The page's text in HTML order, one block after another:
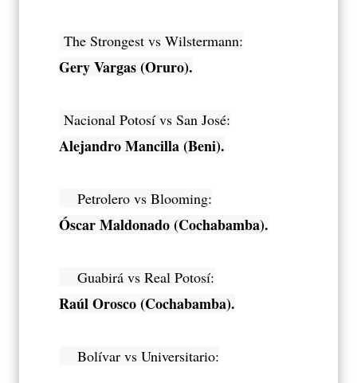
The Strongest vs Wilstermann:
Gery Vargas (Oruro).
Nacional Potosí vs San José:
Alejandro Mancilla (Beni).
Petrolero vs Blooming:
Óscar Maldonado (Cochabamba).
Guabirá vs Real Potosí:
Raúl Orosco (Cochabamba).
Bolívar vs Universitario: